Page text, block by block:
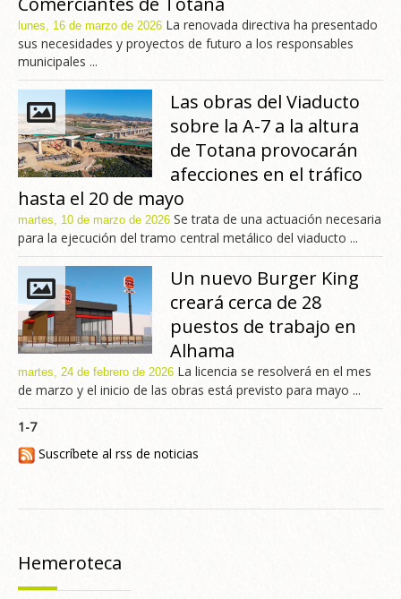
lunes, 16 de marzo de 2026 La renovada directiva ha presentado
sus necesidades y proyectos de futuro a los responsables
municipales ...
Las obras del Viaducto
sobre la A-7 a la altura
de Totana provocarán
afecciones en el tráfico
hasta el 20 de mayo
martes, 10 de marzo de 2026 Se trata de una actuación necesaria
para la ejecución del tramo central metálico del viaducto ...
Un nuevo Burger King
creará cerca de 28
puestos de trabajo en
Alhama
martes, 24 de febrero de 2026 La licencia se resolverá en el mes
de marzo y el inicio de las obras está previsto para mayo ...
1-7
Suscríbete al rss de noticias
Hemeroteca